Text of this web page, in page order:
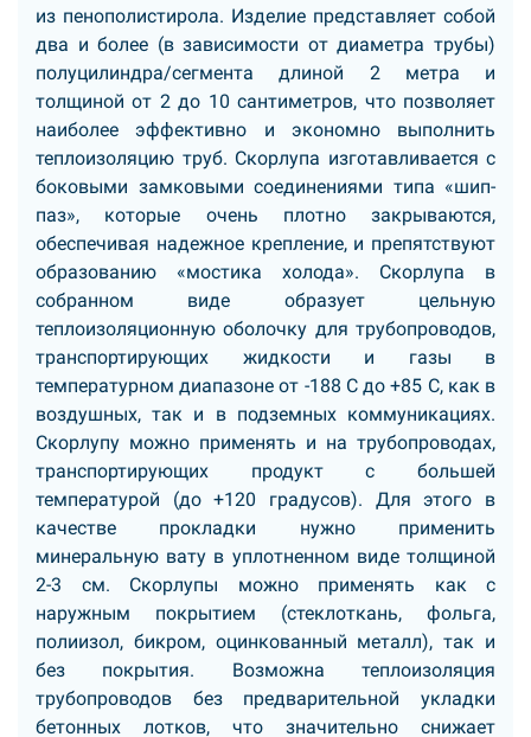
из пенополистирола. Изделие представляет собой
два и более (в зависимости от диаметра трубы)
полуцилиндра/сегмента длиной 2 метра и
толщиной от 2 до 10 сантиметров, что позволяет
наиболее эффективно и экономно выполнить
теплоизоляцию труб. Скорлупа изготавливается с
боковыми замковыми соединениями типа «шип-
паз», которые очень плотно закрываются,
обеспечивая надежное крепление, и препятствуют
образованию «мостика холода». Скорлупа в
собранном виде образует цельную
теплоизоляционную оболочку для трубопроводов,
транспортирующих жидкости и газы в
температурном диапазоне от -188 С до +85 С, как в
воздушных, так и в подземных коммуникациях.
Скорлупу можно применять и на трубопроводах,
транспортирующих продукт с большей
температурой (до +120 градусов). Для этого в
качестве прокладки нужно применить
минеральную вату в уплотненном виде толщиной
2-3 см. Скорлупы можно применять как с
наружным покрытием (стеклоткань, фольга,
полиизол, бикром, оцинкованный металл), так и
без покрытия. Возможна теплоизоляция
трубопроводов без предварительной укладки
бетонных лотков, что значительно снижает